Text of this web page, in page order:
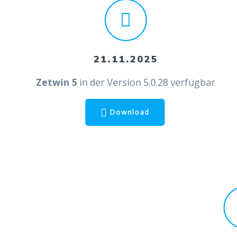
21.11.2025
Zetwin 5 in der Version 5.0.28 verfügbar
Download